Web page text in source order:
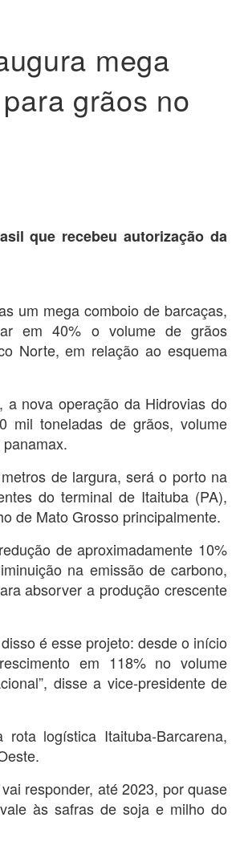
mega
grãos no
que recebeu autorização da
um mega comboio de barcaças,
em 40% o volume de grãos
Norte, em relação ao esquema
nova operação da Hidrovias do
mil toneladas de grãos, volume
de largura, será o porto na
do terminal de Itaituba (PA),
de Mato Grosso principalmente.
de aproximadamente 10%
na emissão de carbono,
absorver a produção crescente
é esse projeto: desde o início
em 118% no volume
disse a vice-presidente de
logística Itaituba-Barcarena,
responder, até 2023, por quase
às safras de soja e milho do